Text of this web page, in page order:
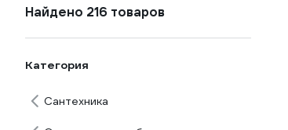
Найдено 216 товаров
Категория
Сантехника